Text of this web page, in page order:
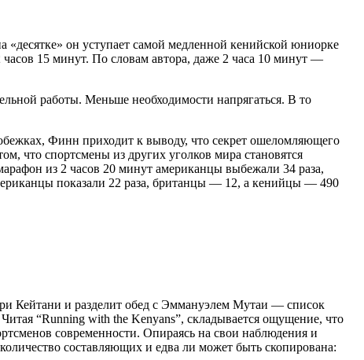
он уступает самой медленной кенийской юниорке
15 минут. По словам автора, даже 2 часа 10 минут —
работы. Меньше необходимости напрягаться. В то
Финн приходит к выводу, что секрет ошеломляющего
что спортсмены из других уголков мира становятся
из 2 часов 20 минут американцы выбежали 34 раза,
показали 22 раза, британцы — 12, а кенийцы — 490
Кейтани и разделит обед с Эммануэлем Мутаи — список
“Running with the Kenyans”, складывается ощущение, что
современности. Опираясь на свои наблюдения и
составляющих и едва ли может быть скопирована: